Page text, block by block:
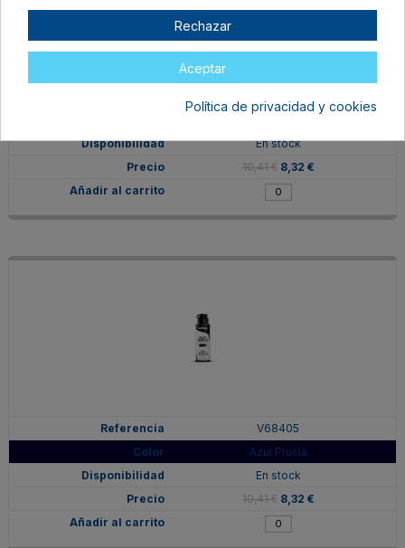
En stock
10,41 € 8,32 €
V68405
Azul Prusia
En stock
10,41 € 8,32 €
Rechazar
Aceptar
Política de privacidad y cookies